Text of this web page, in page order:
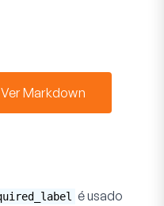
Ver Markdown
é usado